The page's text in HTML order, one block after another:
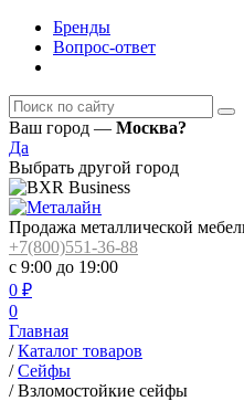
Бренды
Вопрос-ответ
Ваш город — Москва?
Да
Выбрать другой город
Продажа металлической
+7(800)551-36-88
с 9:00 до 19:00
0 ₽
0
Главная
/ Каталог товаров
/ Сейфы
/ Взломостойкие сейфы